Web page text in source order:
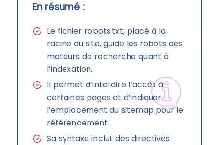
En résumé :
Le fichier robots.txt, placé à la
racine du site, guide les robots des
moteurs de recherche quant à
l’indexation.
Il permet d’interdire l’accès à
certaines pages et d’indiquer
l’emplacement du sitemap pour le
référencement.
Sa syntaxe inclut des directives